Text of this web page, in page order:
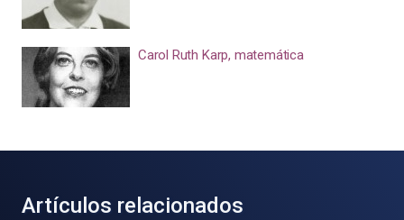
Carol Ruth Karp, matemática
Artículos relacionados